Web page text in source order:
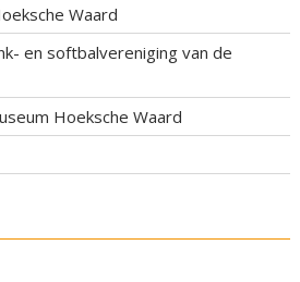
Waard
en softbalvereniging van de
Hoeksche Waard